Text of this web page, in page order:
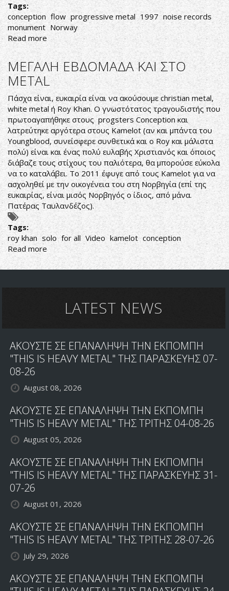
Tags:
conception flow progressive metal 1997 noise records
monument Norway
Read more about
Conception-
Flow
ΜΕΓΑΛΗ ΕΒΔΟΜΑΔΑ ΚΑΙ ΣΤΟ
METAL
Πάσχα είναι, ευκαιρία είναι να ακούσουμε christian metal,
white metal ή Roy Khan. Ο γνωστότατος τραγουδιστής που
πρωτοαγαπήθηκε στους progsters Conception και
λατρεύτηκε αργότερα στους Kamelot (αν και μπάντα του
Youngblood, συνείσφερε συνθετικά και ο Roy και μάλιστα
πολύ) είναι και ένας πολύ ευλαβής Χριστιανός και όποιος
διάβαζε τους στίχους του παλιότερα, θα μπορούσε εύκολα
να το καταλάβει. Το 2011 έφυγε από τους Kamelot για να
ασχοληθεί με την οικογένεια του στη Νορβηγία (επί της
ευκαιρίας, είναι μισός Νορβηγός ο ίδιος, από μάνα.
Πατέρας Ταυλανδέζος).
Tags:
roy khan solo for all Video kamelot conception
Read more about
ΜΕΓΑΛΗ
ΕΒΔΟΜΑΔΑ
METALLATEST NEWS
ΑΚΟΥΣΤΕ ΣΕ ΕΠΑΝΑΛΗΨΗ ΤΗΝ ΕΚΠΟΜΠΗ
"THIS IS HEAVY METAL" ΤΗΣ ΠΑΡΑΣΚΕΥΗΣ 07-
08-26
August 08, 2026
ΑΚΟΥΣΤΕ ΣΕ ΕΠΑΝΑΛΗΨΗ ΤΗΝ ΕΚΠΟΜΠΗ
"THIS IS HEAVY METAL" ΤΗΣ ΤΡΙΤΗΣ 04-08-26
August 05, 2026
ΑΚΟΥΣΤΕ ΣΕ ΕΠΑΝΑΛΗΨΗ ΤΗΝ ΕΚΠΟΜΠΗ
"THIS IS HEAVY METAL" ΤΗΣ ΠΑΡΑΣΚΕΥΗΣ 31-
07-26
August 01, 2026
ΑΚΟΥΣΤΕ ΣΕ ΕΠΑΝΑΛΗΨΗ ΤΗΝ ΕΚΠΟΜΠΗ
"THIS IS HEAVY METAL" ΤΗΣ ΤΡΙΤΗΣ 28-07-26
July 29, 2026
ΑΚΟΥΣΤΕ ΣΕ ΕΠΑΝΑΛΗΨΗ ΤΗΝ ΕΚΠΟΜΠΗ